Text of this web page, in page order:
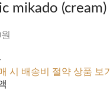
mikado (cream)
시 배송비 절약 상품 보기